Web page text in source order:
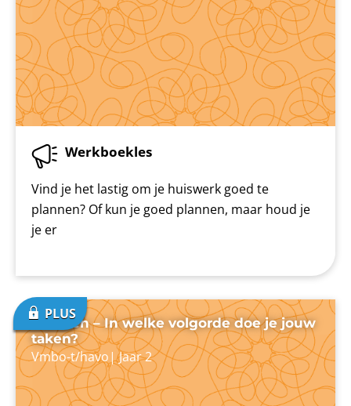
Werkboekles
Vind je het lastig om je huiswerk goed te
plannen? Of kun je goed plannen, maar houd je
je er
Plannen – In welke volgorde doe je jouw
taken?
Vmbo-t/havo |Jaar 2